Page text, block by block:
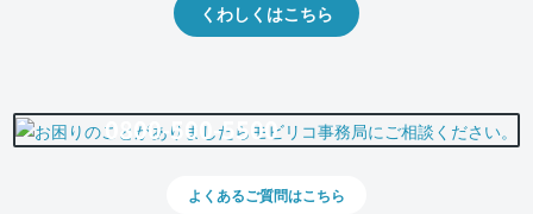
くわしくはこちら
0800-500-5500
よくあるご質問はこちら